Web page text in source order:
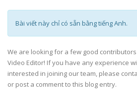
Bài viết này chỉ có sẵn bằng tiếng Anh.
We are looking for a few good
Video Editor! If you have any experience
interested in joining our team, please
or post a comment to this blog entry.